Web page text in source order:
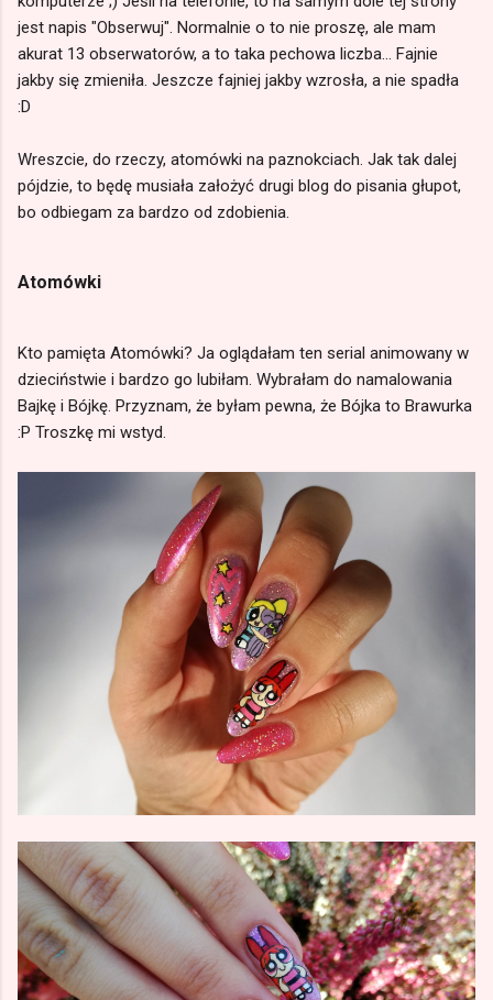
jest napis "Obserwuj". Normalnie o to nie proszę, ale mam
akurat 13 obserwatorów, a to taka pechowa liczba... Fajnie
jakby się zmieniła. Jeszcze fajniej jakby wzrosła, a nie spadła
:D
Wreszcie, do rzeczy, atomówki na paznokciach. Jak tak dalej
pójdzie, to będę musiała założyć drugi blog do pisania głupot,
bo odbiegam za bardzo od zdobienia.
Atomówki
Kto pamięta Atomówki? Ja oglądałam ten serial animowany w
dzieciństwie i bardzo go lubiłam. Wybrałam do namalowania
Bajkę i Bójkę. Przyznam, że byłam pewna, że Bójka to Brawurka
:P Troszkę mi wstyd.